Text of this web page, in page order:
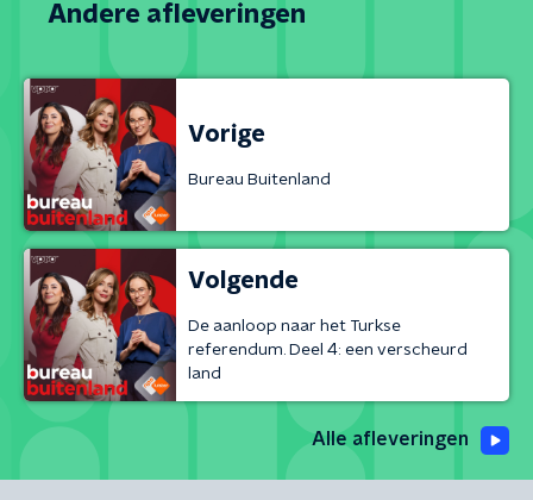
Andere afleveringen
Vorige
Bureau Buitenland
Volgende
De aanloop naar het Turkse
referendum. Deel 4: een verscheurd
land
Alle afleveringen